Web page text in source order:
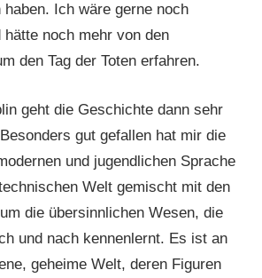
Ich wäre gerne noch
hätte noch mehr von den
den Tag der Toten erfahren.
geht die Geschichte dann sehr
gut gefallen hat mir die
und jugendlichen Sprache
Welt gemischt mit den
die übersinnlichen Wesen, die
und nach kennenlernt. Es ist an
geheime Welt, deren Figuren